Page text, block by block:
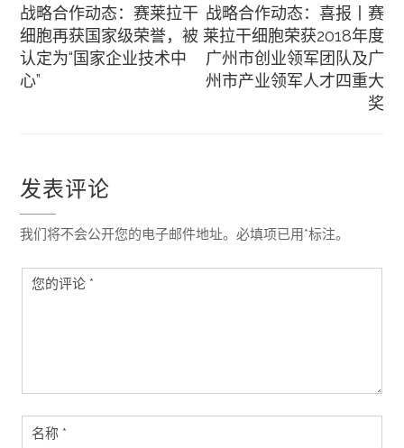
章
导
航
战略合作动态：赛莱拉干
细胞再获国家级荣誉，被
认定为“国家企业技术中
心”
战略合作动态：喜报丨赛
莱拉干细胞荣获2018年度
广州市创业领军团队及广
州市产业领军人才四重大
奖
发表评论
我们将不会公开您的电子邮件地址。必填项已用*标注。